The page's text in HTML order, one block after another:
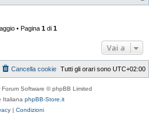
• Pagina 1 di 1
Vai a
Tutti gli orari sono UTC+02:00
Cancella cookie
Forum Software © phpBB Limited
Italiana phpBB-Store.it
| Condizioni